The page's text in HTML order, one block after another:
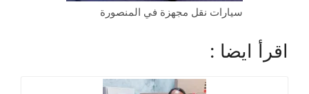
سيارات نقل مجهزة في المنصورة
اقرأ ايضا :